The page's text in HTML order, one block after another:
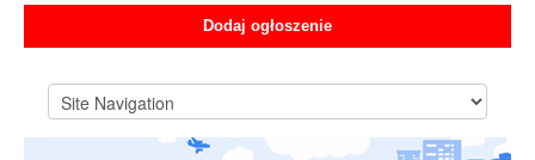
Dodaj ogłoszenie